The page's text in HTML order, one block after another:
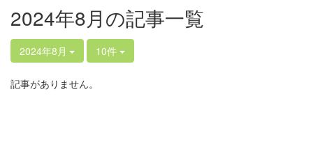
2024年8月の記事一覧
2024年8月 10件
記事がありません。